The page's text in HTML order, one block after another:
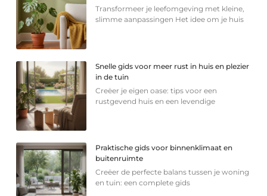
Transformeer je leefomgeving met kleine,
slimme aanpassingen Het idee om je huis
Snelle gids voor meer rust in huis en plezier
in de tuin
Creëer je eigen oase: tips voor een
rustgevend huis en een levendige
Praktische gids voor binnenklimaat en
buitenruimte
Creëer de perfecte balans tussen je woning
en tuin: een complete gids